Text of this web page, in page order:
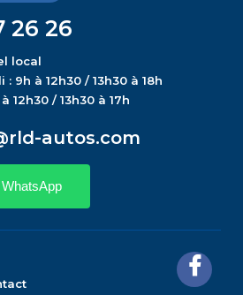
26 26
local
9h à 12h30 / 13h30 à 18h
12h30 / 13h30 à 17h
autos.com